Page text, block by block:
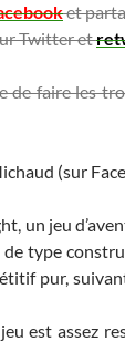
et
Twitter et
faire les
(sur
un jeu
type
pur,
est assez